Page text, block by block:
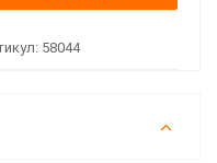
58044